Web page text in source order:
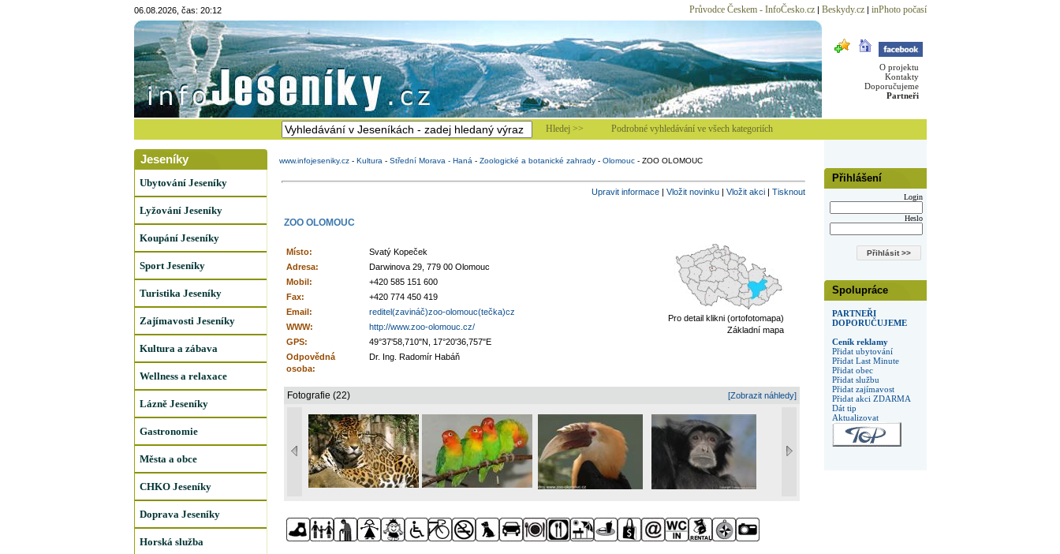
06.08.2026, čas: 20:12 Průvodce Českem - InfoČesko.cz| Beskydy.cz| inPhoto počasí
O projektu
Kontakty
Doporučujeme
Partneři
Hledej >> Podrobné vyhledávání ve všech kategoriích
Přihlášení
Login
Heslo
Spolupráce
PARTNEŘI
DOPORUČUJEME
Ceník reklamy
Přidat ubytování
Přidat Last Minute
Přidat obec
Přidat službu
Přidat zajímavost
Přidat akci ZDARMA
Dát tip
Aktualizovat
Jeseníky
Ubytování Jeseníky
Lyžování Jeseníky
Koupání Jeseníky
Sport Jeseníky
Turistika Jeseníky
Zajímavosti Jeseníky
Kultura a zábava
Wellness a relaxace
Lázně Jeseníky
Gastronomie
Města a obce
CHKO Jeseníky
Doprava Jeseníky
Horská služba
www.infojeseniky.cz- Kultura - Střední Morava - Haná - Zoologické a botanické zahrady- Olomouc- ZOO OLOMOUC
Upravit informace| Vložit novinku| Vložit akci| Tisknout
ZOO OLOMOUC
Místo:
Svatý Kopeček
Adresa:
Darwinova 29, 779 00 Olomouc
Mobil:
+420 585 151 600
Fax:
+420 774 450 419
Email:
reditel(zavináč)zoo-olomouc(tečka)cz
WWW:
http://www.zoo-olomouc.cz/
GPS:
49°37'58,710"N, 17°20'36,757"E
Odpovědná
osoba:
Dr. Ing. Radomír Habáň
Pro detail klikni (ortofotomapa)
Základní mapa
Fotografie (22) [Zobrazit náhledy]